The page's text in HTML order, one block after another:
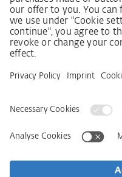
Impressum AGB
Erklärung zur
Services
Kontakt